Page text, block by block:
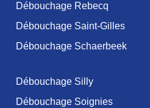
Débouchage Rebecq
Débouchage Saint-Gilles
Débouchage Schaerbeek
Débouchage Silly
Débouchage Soignies